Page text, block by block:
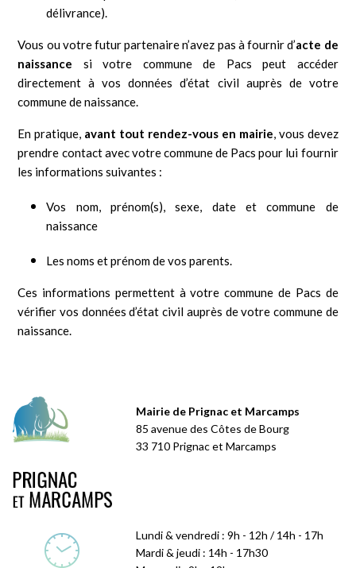
délivrance).
Vous ou votre futur partenaire n’avez pas à fournir d’acte de
naissance si votre commune de Pacs peut accéder
directement à vos données d’état civil auprès de votre
commune de naissance.
En pratique, avant tout rendez-vous en mairie, vous devez
prendre contact avec votre commune de Pacs pour lui fournir
les informations suivantes :
Vos nom, prénom(s), sexe, date et commune de
naissance
Les noms et prénom de vos parents.
Ces informations permettent à votre commune de Pacs de
vérifier vos données d’état civil auprès de votre commune de
naissance.
Mairie de Prignac et Marcamps
85 avenue des Côtes de Bourg
33 710 Prignac et Marcamps
Lundi & vendredi : 9h - 12h / 14h - 17h
Mardi & jeudi : 14h - 17h30